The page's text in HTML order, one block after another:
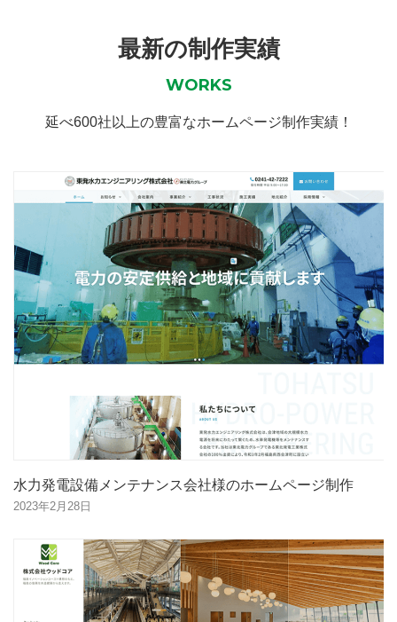
最新の制作実績
WORKS
延べ600社以上の豊富なホームページ制作実績！
水力発電設備メンテナンス会社様のホームページ制作
2023年2月28日